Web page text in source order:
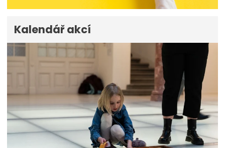
Kalendář akcí